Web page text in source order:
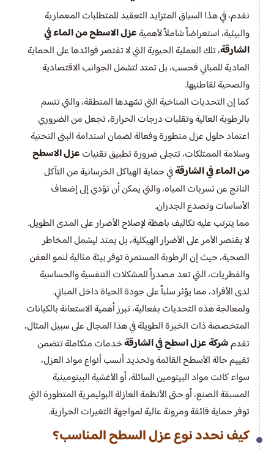
نقدم، في هذا السياق المتزايد التعقيد للمتطلبات المعمارية
والبيئية، استعراضاً شاملاً لأهميةعزل الاسطح من الماء في
الشارقة، تلك العملية الحيوية التي لا تقتصر فوائدها على الحماية
المادية للمباني فحسب، بل تمتد لتشمل الجوانب الاقتصادية
والصحية لقاطنيها.
كما إن التحديات المناخية التي تشهدها المنطقة، والتي تتسم
بالرطوبة العالية وتقلبات درجات الحرارة، تجعل من الضروري
اعتماد حلول عزل متطورة وفعالة لضمان استدامة البنى التحتية
وسلامة الممتلكات، تتجلى ضرورة تطبيق تقنياتعزل الاسطح
من الماء في الشارقةفي حماية الهياكل الخرسانية من التآكل
الناتج عن تسربات المياه، والتي يمكن أن تؤدي إلى إضعاف
الأساسات وتصدع الجدران.
مما يترتب عليه تكاليف باهظة لإصلاح الأضرار على المدى الطويل.
لا يقتصر الأمر على الأضرار الهيكلية، بل يمتد ليشمل المخاطر
الصحية، حيث إن الرطوبة المستمرة توفر بيئة مثالية لنمو العفن
والفطريات، التي تعد مصدراً للمشكلات التنفسية والحساسية
لدى الأفراد، مما يؤثر سلباً على جودة الحياة داخل المباني.
ولمعالجة هذه التحديات بفعالية، تبرز أهمية الاستعانة بالكيانات
المتخصصة ذات الخبرة الطويلة في هذا المجال على سبيل المثال،
تقدمشركة عزل اسطح في الشارقةخدمات متكاملة تتضمن
تقييم حالة الأسطح القائمة وتحديد أنسب أنواع مواد العزل،
سواء كانت مواد البيتومين السائلة، أو الأغشية البيتومينية
المسبقة الصنع، أو حتى الأنظمة العازلة البوليمرية المتطورة التي
توفر حماية فائقة ومرونة عالية لمواجهة التغيرات الحرارية.
كيف نحدد نوع عزل السطح المناسب؟